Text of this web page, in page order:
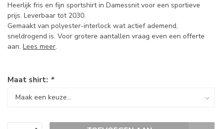
Heerlijk fris en fijn sportshirt in Damessnit voor een sportieve
prijs. Leverbaar tot 2030.
Gemaakt van polyester-interlock wat actief ademend,
sneldrogend is. Voor grotere aantallen vraag even een offerte
aan. Lees meer.
Maat shirt: *